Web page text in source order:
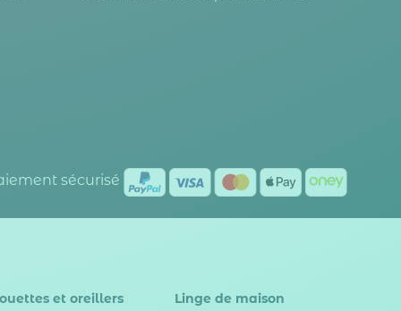
sécurisé
et oreillers Linge de maison